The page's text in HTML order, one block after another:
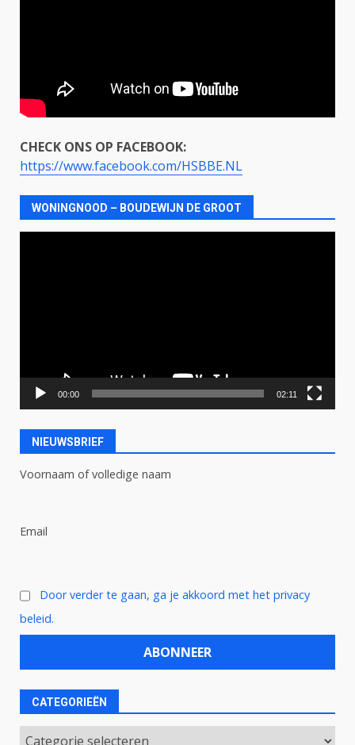
CHECK ONS OP FACEBOOK:
https://www.facebook.com/HSBBE.NL
WONINGNOOD – BOUDEWIJN DE GROOT
00:00 02:11
NIEUWSBRIEF
Voornaam of volledige naam
Email
Door verder te gaan, ga je akkoord met het privacy
beleid.
CATEGORIEËN
Categorieën